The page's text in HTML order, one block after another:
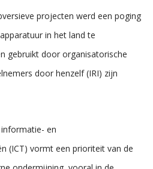
projecten werd een poging
in het land te
gebruikt door organisatorische
door henzelf (IRI) zijn
en
(ICT) vormt een prioriteit van de